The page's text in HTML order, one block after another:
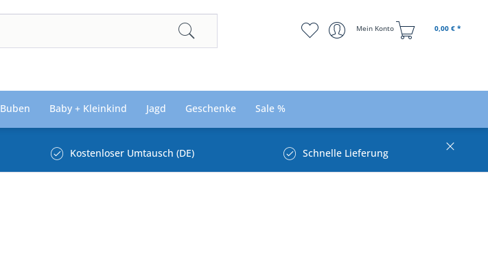
Mein Konto 0,00 € *
Buben Baby + Kleinkind Jagd Geschenke Sale %
Kostenloser Umtausch (DE) Schnelle Lieferung